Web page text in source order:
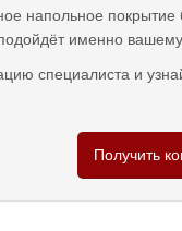
напольное
именно
специалиста и
Получить